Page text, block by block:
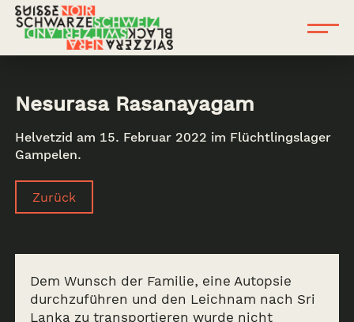
Nesurasa Rasanayagam
Helvetzid am 15. Februar 2022 im Flüchtlingslager
Gampelen.
Zurück
Dem Wunsch der Familie, eine Autopsie
durchzuführen und den Leichnam nach Sri
Lanka zu transportieren wurde nicht